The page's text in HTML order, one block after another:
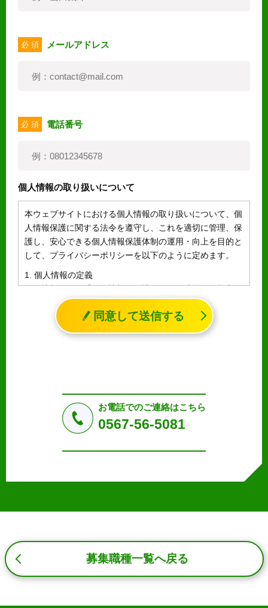
必 須 メールアドレス
必 須 電話番号
個人情報の取り扱いについて
本ウェブサイトにおける個人情報の取り扱いについて、個
人情報保護に関する法令を遵守し、これを適切に管理、保
護し、安心できる個人情報保護体制の運用・向上を目的と
して、プライバシーポリシーを以下のように定めます。
1. 個人情報の定義
個人情報とは、「個人情報の保護に関する法律」に規定さ
れる生存する個人に関する情報であって、氏名、生年月日
その他の記述等により特定の個人を識別することができる
情報（個人識別情報）を指します。
法令により許された場合を除き、個人情報を第三者に提供
しません。
a.応募者等からのお問い合わせに対応・管理するため
b.本ウェブサイトにおけるサービスの提供・運用のため
3. プライバシー尊重
4. 法令等の遵守
応募者等の個人情報の取得、利用その他一切の取り扱いに
令、及び本プライバシーポリシーを遵守します。
同意して送信する
お電話でのご連絡はこちら
0567-56-5081
募集職種一覧へ戻る